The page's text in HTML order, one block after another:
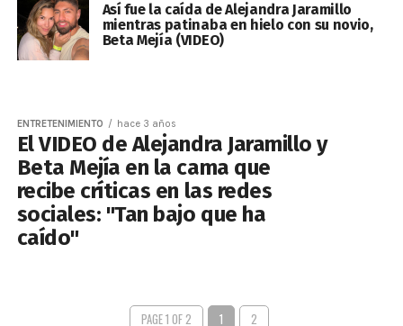
Así fue la caída de Alejandra Jaramillo
mientras patinaba en hielo con su novio,
Beta Mejía (VIDEO)
ENTRETENIMIENTO hace 3 años
El VIDEO de Alejandra Jaramillo y
Beta Mejía en la cama que
recibe críticas en las redes
sociales: "Tan bajo que ha
caído"
PAGE 1 OF 2 1 2